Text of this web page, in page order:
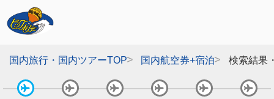
国内旅行・国内ツアーTOP 国内航空券+宿泊 検索結果